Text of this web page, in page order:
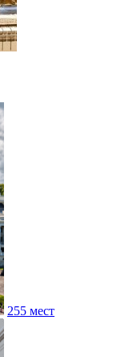
255 мест